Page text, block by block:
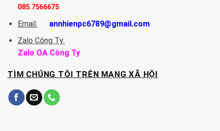
085.7566675
Email:
annhienpc6789@gmail.com
Zalo Công Ty:
Zalo OA Công Ty
TÌM CHÚNG TÔI TRÊN MẠNG XÃ HỘI